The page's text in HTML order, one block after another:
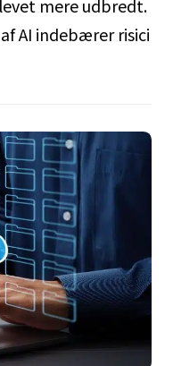
mere udbredt.
AI indebærer risici